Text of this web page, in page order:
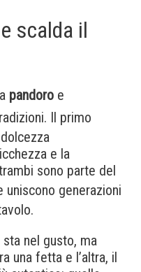
scalda il
pandoro e
Il primo
e la
sono parte del
uniscono generazioni
nel gusto, ma
una fetta e l’altra, il